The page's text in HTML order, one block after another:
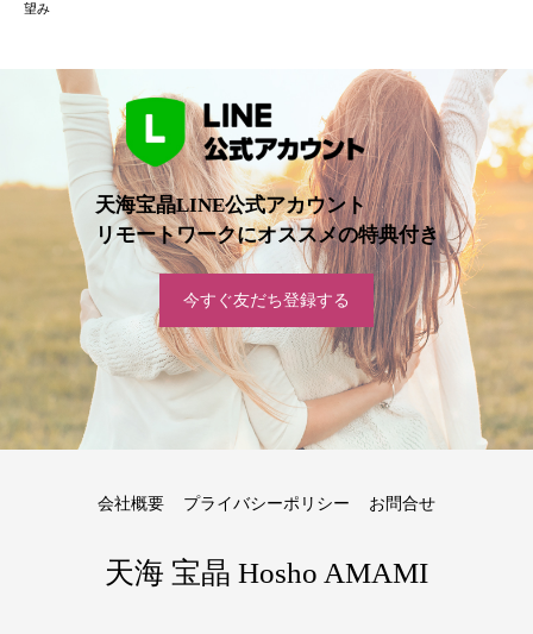
望み
天海宝晶LINE公式アカウント
リモートワークにオススメの特典付き
今すぐ友だち登録する
会社概要 プライバシーポリシー お問合せ
天海 宝晶 Hosho AMAMI